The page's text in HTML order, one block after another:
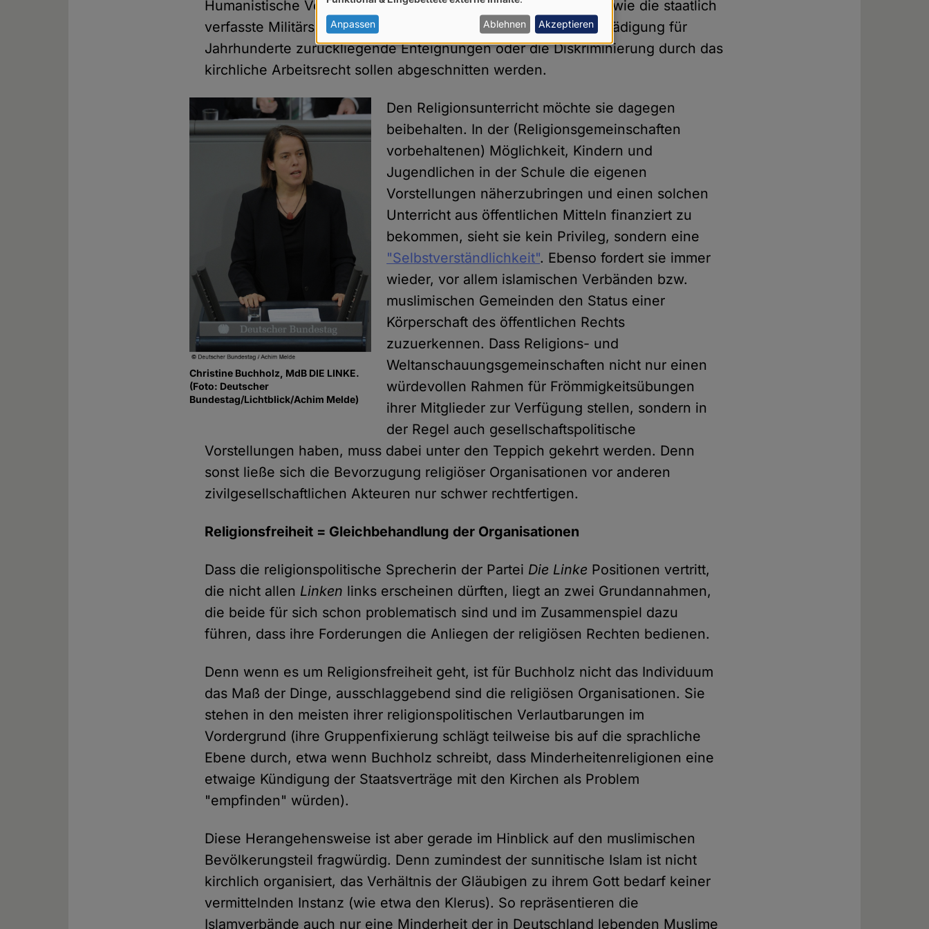
Humanistische Verband). Lediglich die obskursten alten Zöpfe wie die staatlich
verfasste Militärseelsorge, die sog. Staatsleistungen als Entschädigung für
Jahrhunderte zurückliegende Enteignungen oder die Diskriminierung durch das
kirchliche Arbeitsrecht sollen abgeschnitten werden.
Christine Buchholz, MdB DIE LINKE.
(Foto: Deutscher
Bundestag/Lichtblick/Achim Melde)
Den Religionsunterricht möchte sie dagegen
beibehalten. In der (Religionsgemeinschaften
vorbehaltenen) Möglichkeit, Kindern und
Jugendlichen in der Schule die eigenen
Vorstellungen näherzubringen und einen solchen
Unterricht aus öffentlichen Mitteln finanziert zu
bekommen, sieht sie kein Privileg, sondern eine
"Selbstverständlichkeit". Ebenso fordert sie immer
wieder, vor allem islamischen Verbänden bzw.
muslimischen Gemeinden den Status einer
Körperschaft des öffentlichen Rechts
zuzuerkennen. Dass Religions- und
Weltanschauungsgemeinschaften nicht nur einen
würdevollen Rahmen für Frömmigkeitsübungen
ihrer Mitglieder zur Verfügung stellen, sondern in
der Regel auch gesellschaftspolitische
Vorstellungen haben, muss dabei unter den Teppich gekehrt werden. Denn
sonst ließe sich die Bevorzugung religiöser Organisationen vor anderen
zivilgesellschaftlichen Akteuren nur schwer rechtfertigen.
Religionsfreiheit = Gleichbehandlung der Organisationen
Dass die religionspolitische Sprecherin der Partei Die Linke Positionen vertritt,
die nicht allen Linken links erscheinen dürften, liegt an zwei Grundannahmen,
die beide für sich schon problematisch sind und im Zusammenspiel dazu
führen, dass ihre Forderungen die Anliegen der religiösen Rechten bedienen.
Denn wenn es um Religionsfreiheit geht, ist für Buchholz nicht das Individuum
das Maß der Dinge, ausschlaggebend sind die religiösen Organisationen. Sie
stehen in den meisten ihrer religionspolitischen Verlautbarungen im
Vordergrund (ihre Gruppenfixierung schlägt teilweise bis auf die sprachliche
Ebene durch, etwa wenn Buchholz schreibt, dass Minderheitenreligionen eine
etwaige Kündigung der Staatsverträge mit den Kirchen als Problem
"empfinden" würden).
Diese Herangehensweise ist aber gerade im Hinblick auf den muslimischen
Bevölkerungsteil fragwürdig. Denn zumindest der sunnitische Islam ist nicht
kirchlich organisiert, das Verhältnis der Gläubigen zu ihrem Gott bedarf keiner
vermittelnden Instanz (wie etwa den Klerus). So repräsentieren die
Islamverbände auch nur eine Minderheit der in Deutschland lebenden Muslime
von
personenbezogenen
Daten
und
Anpassen Ablehnen Akzeptieren